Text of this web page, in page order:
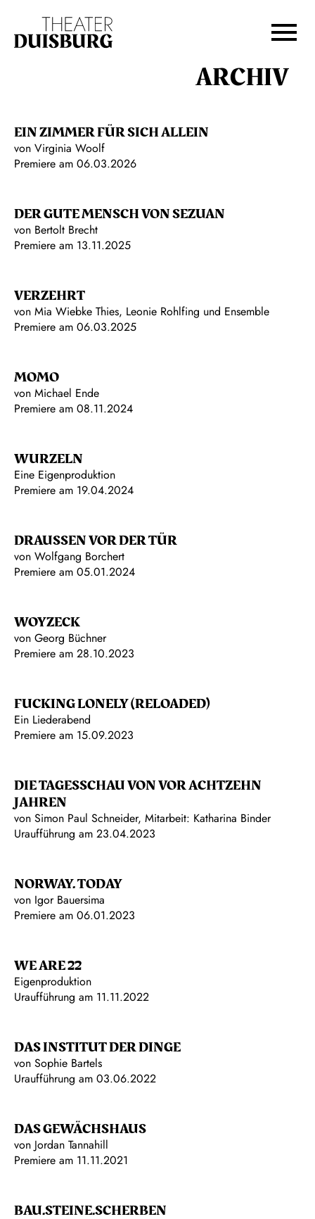
Zur Hauptnavigation springen
Zum Footer springen
ARCHIV
EIN ZIMMER FÜR SICH ALLEIN
von Virginia Woolf
Premiere am 06.03.2026
DER GUTE MENSCH VON SEZUAN
von Bertolt Brecht
Premiere am 13.11.2025
VERZEHRT
von Mia Wiebke Thies, Leonie Rohlfing und Ensemble
Premiere am 06.03.2025
MOMO
von Michael Ende
Premiere am 08.11.2024
WURZELN
Eine Eigenproduktion
Premiere am 19.04.2024
DRAUSSEN VOR DER TÜR
von Wolfgang Borchert
Premiere am 05.01.2024
WOYZECK
von Georg Büchner
Premiere am 28.10.2023
FUCKING LONELY (RELOADED)
Ein Liederabend
Premiere am 15.09.2023
DIE TAGESSCHAU VON VOR ACHTZEHN
JAHREN
von Simon Paul Schneider, Mitarbeit: Katharina Binder
Uraufführung am 23.04.2023
NORWAY. TODAY
von Igor Bauersima
Premiere am 06.01.2023
WE ARE 22
Eigenproduktion
Uraufführung am 11.11.2022
DAS INSTITUT DER DINGE
von Sophie Bartels
Uraufführung am 03.06.2022
DAS GEWÄCHSHAUS
von Jordan Tannahill
Premiere am 11.11.2021
BAU.STEINE.SCHERBEN